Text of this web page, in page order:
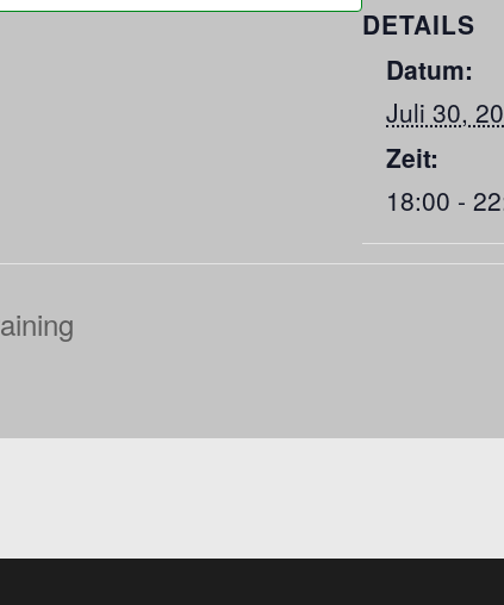
DETAILS
Datum:
Juli 30,
Zeit:
18:00 -